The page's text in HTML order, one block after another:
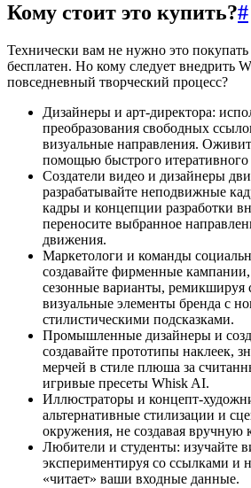
Кому стоит это купить?#
Технически вам не нужно это
бесплатен. Но кому следует внедрить
повседневный творческий процесс?
Дизайнеры и арт-директора:
преобразования свободных
визуальные направления.
помощью быстрого
Создатели видео и дизайнеры
разрабатывайте неподвижные
кадры и концепции разработки
переносите выбранное
движения.
Маркетологи и команды
создавайте фирменные
сезонные варианты,
визуальные элементы бренда с
стилистическими подсказками.
Промышленные дизайнеры и
создавайте прототипы наклеек,
мерчей в стиле плюша за
игривые пресеты Whisk AI.
Иллюстраторы и концепт-
альтернативные стилизации и
окружения, не создавая
Любители и студенты: изучайте
экспериментируя со ссылками и
«читает» ваши входные данные.